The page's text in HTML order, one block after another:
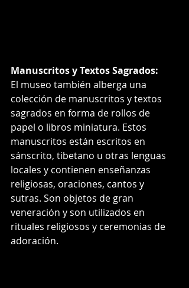
Manuscritos y Textos Sagrados:
El museo también alberga una
colección de manuscritos y textos
sagrados en forma de rollos de
papel o libros miniatura. Estos
manuscritos están escritos en
sánscrito, tibetano u otras lenguas
locales y contienen enseñanzas
religiosas, oraciones, cantos y
sutras. Son objetos de gran
veneración y son utilizados en
rituales religiosos y ceremonias de
adoración.